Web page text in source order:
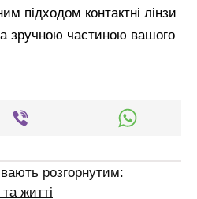
підходом контактні лінзи
зручною частиною вашого